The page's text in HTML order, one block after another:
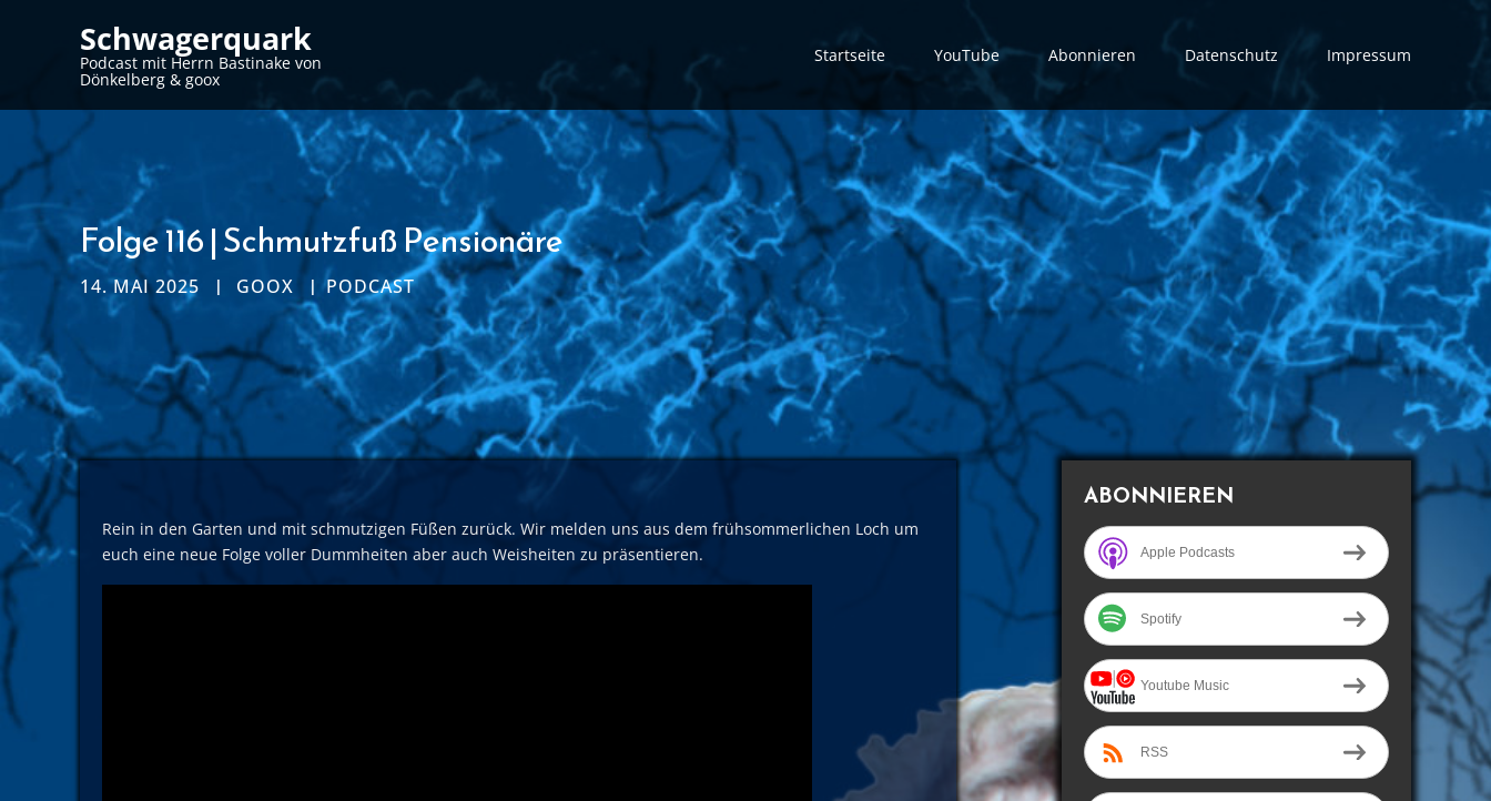
Schwagerquark
Podcast mit Herrn Bastinake von
Dönkelberg & goox
Startseite YouTube Abonnieren Datenschutz Impressum
Folge 116 | Schmutzfuß Pensionäre
14. MAI 2025 GOOX PODCAST
Rein in den Garten und mit schmutzigen Füßen zurück. Wir melden uns aus dem frühsommerlichen Loch um
euch eine neue Folge voller Dummheiten aber auch Weisheiten zu präsentieren.
ABONNIEREN
Apple Podcasts
Spotify
Youtube Music
RSS